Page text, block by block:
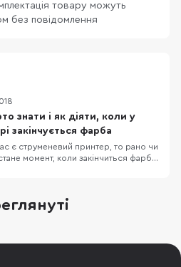
товару можуть
без повідомлення
знати і як діяти, коли у
закінчується фарба
є струменевий принтер, то рано чи
момент, коли закінчиться фарба
попередження про закінчення
фарби? які основні види фарб використову